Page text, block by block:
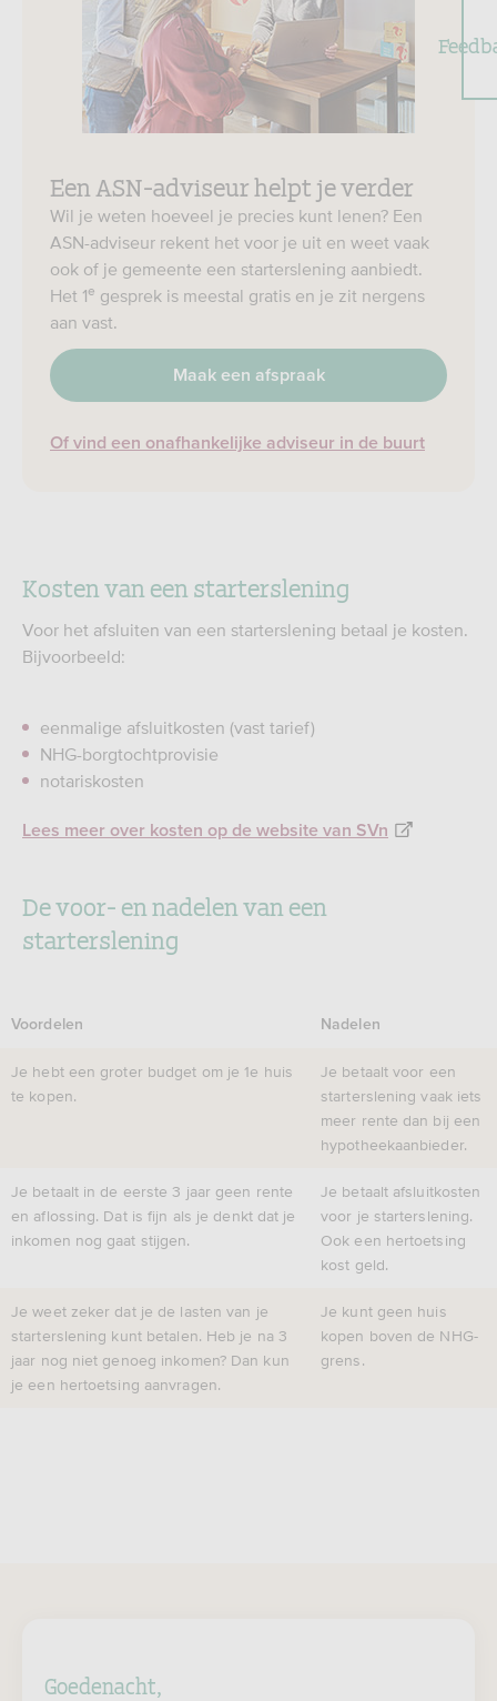
Een ASN-adviseur helpt je verder
Wil je weten hoeveel je precies kunt lenen? Een
ASN-adviseur rekent het voor je uit en weet vaak
ook of je gemeente een starterslening aanbiedt.
Het 1e gesprek is meestal gratis en je zit nergens
aan vast.
Maak een afspraak
Of vind een onafhankelijke adviseur in de buurt
Kosten van een starterslening
Voor het afsluiten van een starterslening betaal je kosten.
Bijvoorbeeld:
eenmalige afsluitkosten (vast tarief)
NHG-borgtochtprovisie
notariskosten
Lees meer over kosten op de website van SVn
De voor- en nadelen van een
starterslening
Voordelen Nadelen
Je hebt een groter budget om je 1e huis
te kopen.
Je betaalt voor een
starterslening vaak iets
meer rente dan bij een
hypotheekaanbieder.
Je betaalt in de eerste 3 jaar geen rente
en aflossing. Dat is fijn als je denkt dat je
inkomen nog gaat stijgen.
Je betaalt afsluitkosten
voor je starterslening.
Ook een hertoetsing
kost geld.
Je weet zeker dat je de lasten van je
starterslening kunt betalen. Heb je na 3
jaar nog niet genoeg inkomen? Dan kun
je een hertoetsing aanvragen.
Je kunt geen huis
kopen boven de NHG-
grens.
Goedenacht,